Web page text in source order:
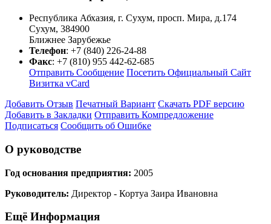
Республика Абхазия, г. Сухум, просп. Мира, д.174
Сухум, 384900
Ближнее Зарубежье
Телефон: +7 (840) 226-24-88
Факс: +7 (810) 955 442-62-685
Отправить Сообщение Посетить Официальный Сайт
Визитка vCard
Добавить Отзыв Печатный Вариант Скачать PDF версию
Добавить в Закладки Отправить Компредложение
Подписаться Сообщить об Ошибке
О руководстве
Год основания предприятия: 2005
Руководитель: Директор - Кортуа Заира Ивановна
Ещё Информация